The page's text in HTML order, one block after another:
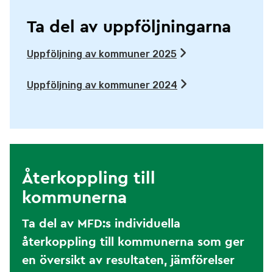
Ta del av uppföljningarna
Uppföljning av kommuner 2025
Uppföljning av kommuner 2024
Återkoppling till
kommunerna
Ta del av MFD:s individuella
återkoppling till kommunerna som ger
en översikt av resultaten, jämförelser